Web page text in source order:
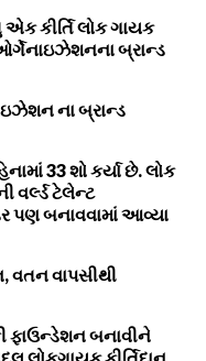
કીર્તિ લોક ગાયક
ઓર્ગેનાઇઝેશનના બ્રાન્ડ
ના બ્રાન્ડ
33 શો કર્યા છે. લોક
વર્લ્ડ ટેલેન્ટ
પણ બનાવવામાં આવ્યા
વતન વાપસીથી
ફાઉન્ડેશન બનાવીને